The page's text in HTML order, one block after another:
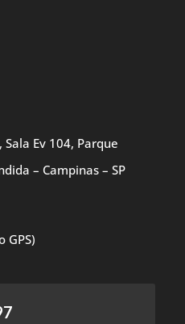
Ev 104, Parque
– Campinas – SP
GPS)